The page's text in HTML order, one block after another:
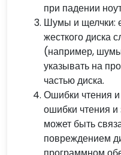
при падении
Шумы и щелчки:
жесткого диска
(например,
указывать на
частью диска.
Ошибки чтения и
ошибки чтения и
может быть
повреждением